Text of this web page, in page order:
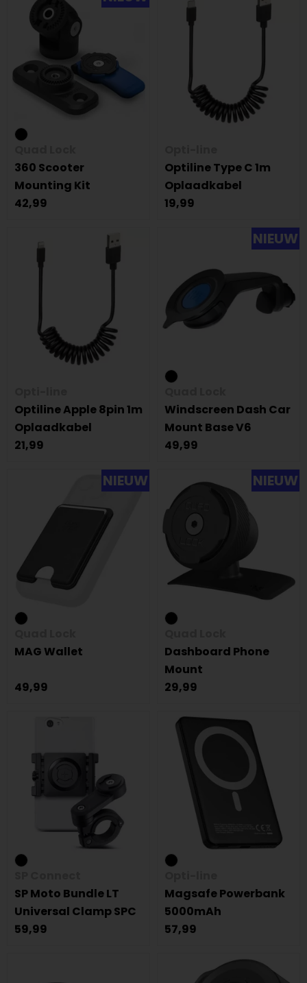
360 Scooter
Mounting Kit
42,99
Optiline Type C 1m
Oplaadkabel
19,99
Optiline Apple 8pin 1m
Oplaadkabel
21,99
NIEUW
Windscreen Dash Car
Mount Base V6
49,99
NIEUW
MAG Wallet
49,99
NIEUW
Dashboard Phone
Mount
29,99
SP Moto Bundle LT
Universal Clamp SPC
59,99
Magsafe Powerbank
5000mAh
57,99